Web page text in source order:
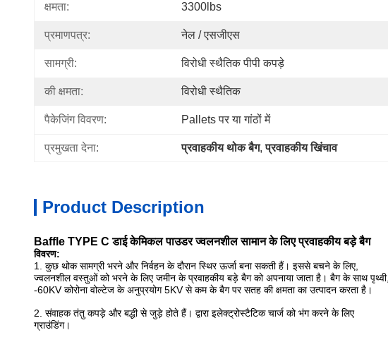
क्षमता: 3300lbs
प्रमाणपत्र: नेल / एसजीएस
सामग्री: विरोधी स्थैतिक पीपी कपड़े
की क्षमता: विरोधी स्थैतिक
पैकेजिंग विवरण: Pallets पर या गांठों में
प्रमुखता देना: प्रवाहकीय थोक बैग, प्रवाहकीय खिंचाव
Product Description
Baffle TYPE C डाई केमिकल पाउडर ज्वलनशील सामान के लिए प्रवाहकीय बड़े बैग
विवरण:
1. कुछ थोक सामग्री भरने और निर्वहन के दौरान स्थिर ऊर्जा बना सकती हैं। इससे बचने के लिए,
ज्वलनशील वस्तुओं को भरने के लिए जमीन के प्रवाहकीय बड़े बैग को अपनाया जाता है। बैग के साथ पृथ्वी,
-60KV कोरोना वोल्टेज के अनुप्रयोग 5KV से कम के बैग पर सतह की क्षमता का उत्पादन करता है।
2. संवाहक तंतु कपड़े और बद्धी से जुड़े होते हैं। द्वारा इलेक्ट्रोस्टैटिक चार्ज को भंग करने के लिए
ग्राउंडिंग।